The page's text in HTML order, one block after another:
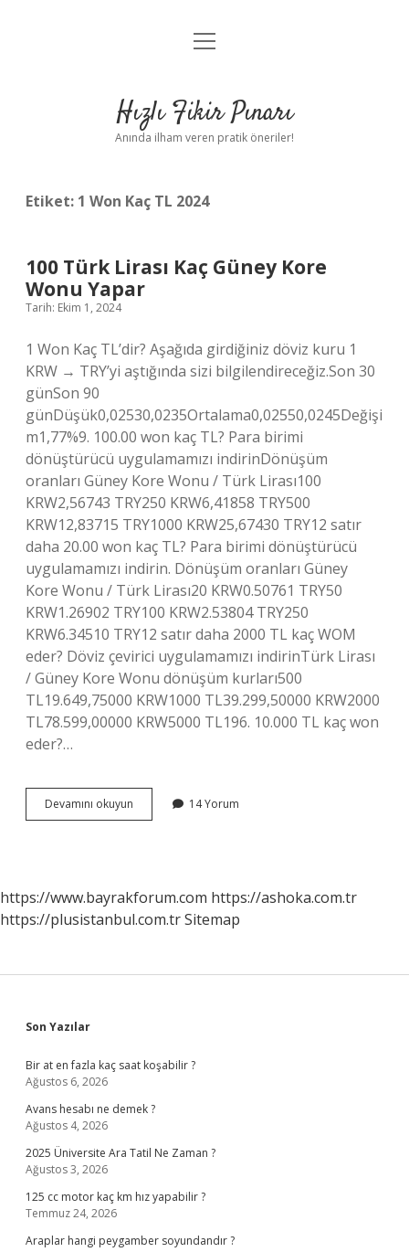
Anasayfa
Yasal Uyarı
menüyü
Hızlı Fikir Pınarı
Anında ilham veren pratik öneriler!
Etiket: 1 Won Kaç TL 2024
100 Türk Lirası Kaç Güney Kore
Wonu Yapar
Tarih: Ekim 1, 2024
1 Won Kaç TL’dir? Aşağıda girdiğiniz döviz kuru 1
KRW → TRY’yi aştığında sizi bilgilendireceğiz.Son 30
günSon 90
günDüşük0,02530,0235Ortalama0,02550,0245Değişi
m1,77%9. 100.00 won kaç TL? Para birimi
dönüştürücü uygulamamızı indirinDönüşüm
oranları Güney Kore Wonu / Türk Lirası100
KRW2,56743 TRY250 KRW6,41858 TRY500
KRW12,83715 TRY1000 KRW25,67430 TRY12 satır
daha 20.00 won kaç TL? Para birimi dönüştürücü
uygulamamızı indirin. Dönüşüm oranları Güney
Kore Wonu / Türk Lirası20 KRW0.50761 TRY50
KRW1.26902 TRY100 KRW2.53804 TRY250
KRW6.34510 TRY12 satır daha 2000 TL kaç WOM
eder? Döviz çevirici uygulamamızı indirinTürk Lirası
/ Güney Kore Wonu dönüşüm kurları500
TL19.649,75000 KRW1000 TL39.299,50000 KRW2000
TL78.599,00000 KRW5000 TL196. 10.000 TL kaç won
eder?…
Devamını okuyun
Türk
Wonu
Yapar
14 Yorum
https://www.bayrakforum.com https://ashoka.com.tr
https://plusistanbul.com.trSitemap
Sidebar
Son Yazılar
Bir at en fazla kaç saat koşabilir ?
Ağustos 6, 2026
Avans hesabı ne demek ?
Ağustos 4, 2026
2025 Üniversite Ara Tatil Ne Zaman ?
Ağustos 3, 2026
125 cc motor kaç km hız yapabilir ?
Temmuz 24, 2026
Araplar hangi peygamber soyundandır ?